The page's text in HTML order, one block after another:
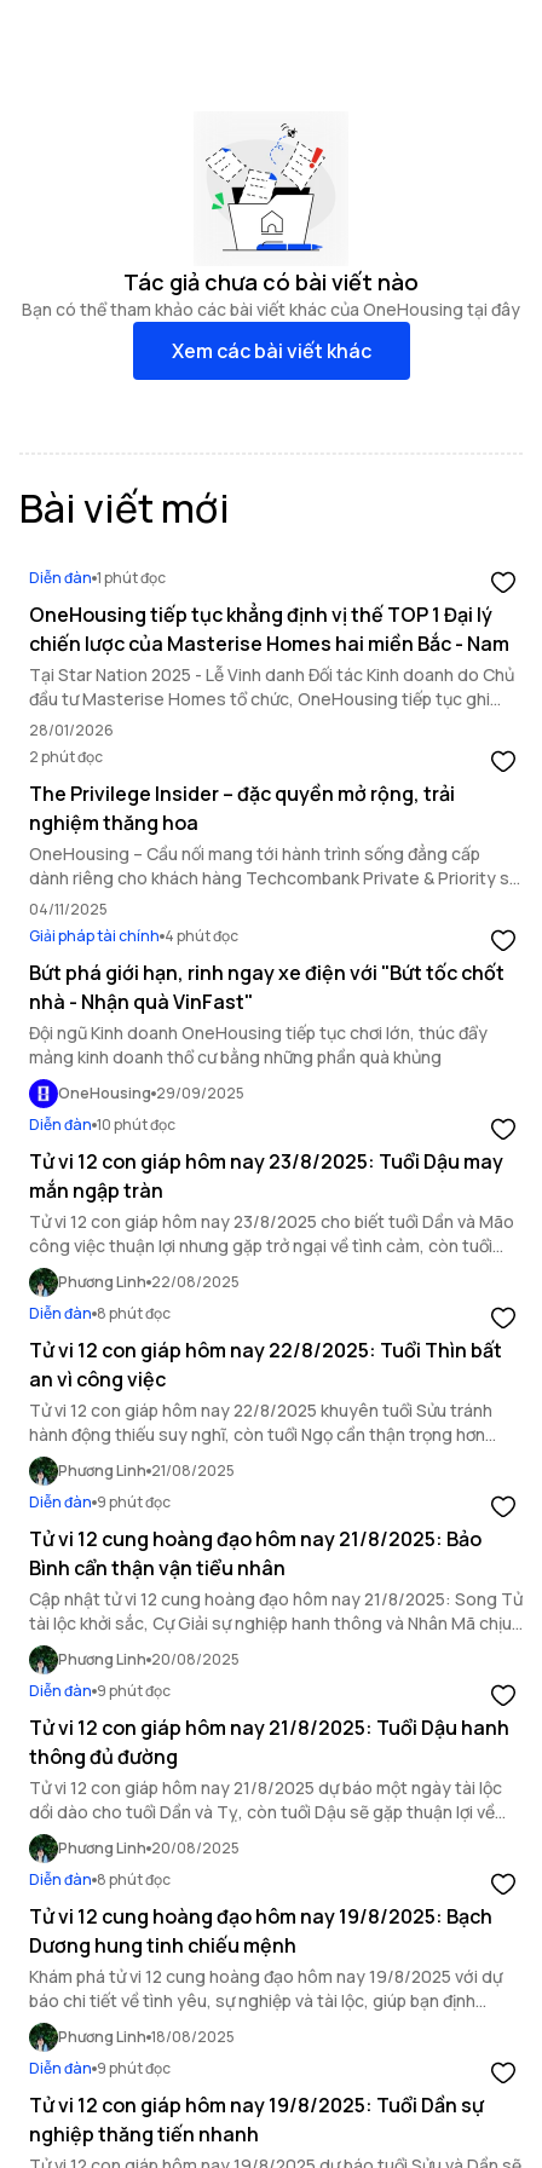
Tác giả chưa có bài viết nào
Bạn có thể tham khảo các bài viết khác của OneHousing tại đây
Xem các bài viết khác
Bài viết mới
Diễn đàn 1 phút đọc
OneHousing tiếp tục khẳng định vị thế TOP 1 Đại lý
chiến lược của Masterise Homes hai miền Bắc - Nam
Tại Star Nation 2025 - Lễ Vinh danh Đối tác Kinh doanh do Chủ
đầu tư Masterise Homes tổ chức, OneHousing tiếp tục ghi
dấu ấn nổi bật với loạt thành tích quan trọng, khẳng định năng
lực triển khai toàn diện và vai trò đối tác chiến lược hàng đầu.
28/01/2026
2 phút đọc
The Privilege Insider – đặc quyền mở rộng, trải
nghiệm thăng hoa
OneHousing – Cầu nối mang tới hành trình sống đẳng cấp
dành riêng cho khách hàng Techcombank Private & Priority sở
hữu bất động sản Masterise Homes.
04/11/2025
Giải pháp tài chính 4 phút đọc
Bứt phá giới hạn, rinh ngay xe điện với "Bứt tốc chốt
nhà - Nhận quà VinFast"
Đội ngũ Kinh doanh OneHousing tiếp tục chơi lớn, thúc đẩy
mảng kinh doanh thổ cư bằng những phần quà khủng
OneHousing 29/09/2025
Diễn đàn 10 phút đọc
Tử vi 12 con giáp hôm nay 23/8/2025: Tuổi Dậu may
mắn ngập tràn
Tử vi 12 con giáp hôm nay 23/8/2025 cho biết tuổi Dần và Mão
công việc thuận lợi nhưng gặp trở ngại về tình cảm, còn tuổi
Dậu may mắn ngập tràn.
Phương Linh 22/08/2025
Diễn đàn 8 phút đọc
Tử vi 12 con giáp hôm nay 22/8/2025: Tuổi Thìn bất
an vì công việc
Tử vi 12 con giáp hôm nay 22/8/2025 khuyên tuổi Sửu tránh
hành động thiếu suy nghĩ, còn tuổi Ngọ cần thận trọng hơn
trong mối quan hệ xã giao.
Phương Linh 21/08/2025
Diễn đàn 9 phút đọc
Tử vi 12 cung hoàng đạo hôm nay 21/8/2025: Bảo
Bình cẩn thận vận tiểu nhân
Cập nhật tử vi 12 cung hoàng đạo hôm nay 21/8/2025: Song Tử
tài lộc khởi sắc, Cự Giải sự nghiệp hanh thông và Nhân Mã chịu
ảnh hưởng bởi hung vận.
Phương Linh 20/08/2025
Diễn đàn 9 phút đọc
Tử vi 12 con giáp hôm nay 21/8/2025: Tuổi Dậu hanh
thông đủ đường
Tử vi 12 con giáp hôm nay 21/8/2025 dự báo một ngày tài lộc
dồi dào cho tuổi Dần và Tỵ, còn tuổi Dậu sẽ gặp thuận lợi về
mọi mặt.
Phương Linh 20/08/2025
Diễn đàn 8 phút đọc
Tử vi 12 cung hoàng đạo hôm nay 19/8/2025: Bạch
Dương hung tinh chiếu mệnh
Khám phá tử vi 12 cung hoàng đạo hôm nay 19/8/2025 với dự
báo chi tiết về tình yêu, sự nghiệp và tài lộc, giúp bạn định
hướng ngày mới.
Phương Linh 18/08/2025
Diễn đàn 9 phút đọc
Tử vi 12 con giáp hôm nay 19/8/2025: Tuổi Dần sự
nghiệp thăng tiến nhanh